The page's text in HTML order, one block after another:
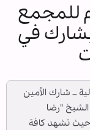
للمجمع
في
ــ شارك الأمين
الشيخ "رضا
حيث تشهد كافة